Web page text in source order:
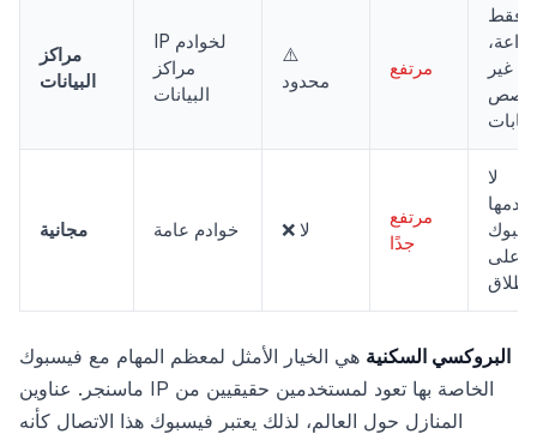
مراكز
البيانات
IP لخوادم
مراكز
البيانات
⚠️
محدود
مرتفع
فقط
غير
مجانية خوادم عامة ❌ لا
مرتفع
جدًا
لا
على
البروكسي السكنية هي الخيار الأمثل لمعظم المهام مع فيسبوك
ماسنجر. عناوين IP الخاصة بها تعود لمستخدمين حقيقيين من
المنازل حول العالم، لذلك يعتبر فيسبوك هذا الاتصال كأنه